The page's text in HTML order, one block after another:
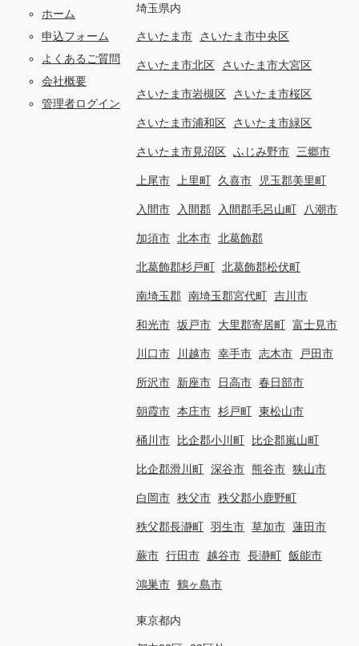
ホーム
申込フォーム
よくあるご質問
会社概要
管理者ログイン
埼玉県内
さいたま市 さいたま市中央区
さいたま市北区 さいたま市大宮区
さいたま市岩槻区 さいたま市桜区
さいたま市浦和区 さいたま市緑区
さいたま市見沼区 ふじみ野市 三郷市
上尾市 上里町 久喜市 児玉郡美里町
入間市 入間郡 入間郡毛呂山町 八潮市
加須市 北本市 北葛飾郡
北葛飾郡杉戸町 北葛飾郡松伏町
南埼玉郡 南埼玉郡宮代町 吉川市
和光市 坂戸市 大里郡寄居町 富士見市
川口市 川越市 幸手市 志木市 戸田市
所沢市 新座市 日高市 春日部市
朝霞市 本庄市 杉戸町 東松山市
桶川市 比企郡小川町 比企郡嵐山町
比企郡滑川町 深谷市 熊谷市 狭山市
白岡市 秩父市 秩父郡小鹿野町
秩父郡長瀞町 羽生市 草加市 蓮田市
蕨市 行田市 越谷市 長瀞町 飯能市
鴻巣市 鶴ヶ島市
東京都内